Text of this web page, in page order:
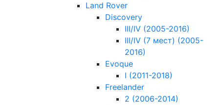
Land Rover
Discovery
III/IV (2005-2016)
III/IV (7 мест) (2005-
2016)
Evoque
I (2011-2018)
Freelander
2 (2006-2014)